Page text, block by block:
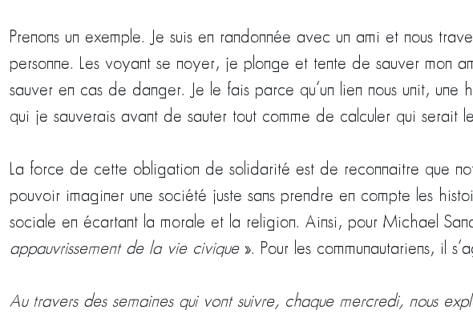
Prenons un exemple. Je suis en randonnée avec un ami et nous
personne. Les voyant se noyer, je plonge et tente de sauver mon
sauver en cas de danger. Je le fais parce qu’un lien nous unit,
qui je sauverais avant de sauter tout comme de calculer qui serait
La force de cette obligation de solidarité est de reconnaitre que
pouvoir imaginer une société juste sans prendre en compte les
sociale en écartant la morale et la religion. Ainsi, pour Michael
appauvrissement de la vie civique». Pour les communautariens, il
Au travers des semaines qui vont suivre, chaque mercredi, nous